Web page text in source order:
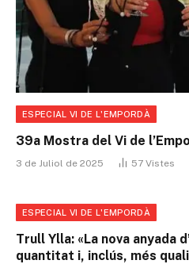
ESPECIAL VI DE L'EMPORDÀ
39a Mostra del Vi de
3 de Juliol de 2025 57 Vistes
ESPECIAL VI DE L'EMPORDÀ
Trull Ylla: «La nova anyada
quantitat i, inclús, més